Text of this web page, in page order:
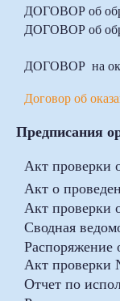
ДОГОВОР об
ДОГОВОР об
ДОГОВОР на
Договор об
Предписания
Акт проверки
Акт о
Акт проверки
Сводная
Распоряжение
Акт проверки
Отчет по